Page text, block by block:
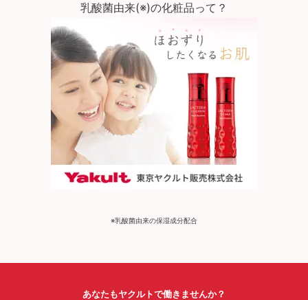
乳酸菌由来(※)の化粧品って？
※乳酸菌由来の保湿成分配合
あなたもヤクルトで働きませんか？